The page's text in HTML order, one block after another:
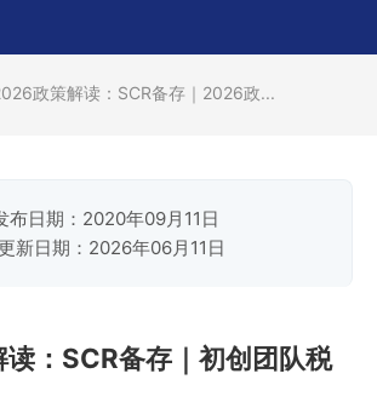
政策解读：SCR备存｜2026政...
布日期：2020年09月11日
新日期：2026年06月11日
：SCR备存｜初创团队税